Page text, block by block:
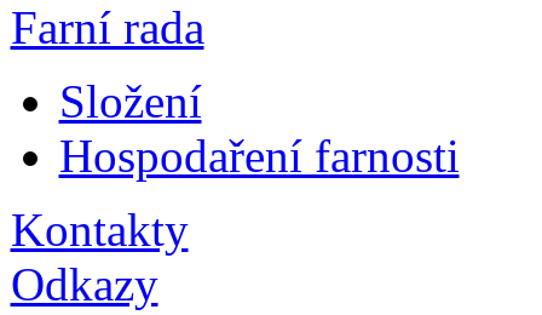
Farní rada
Složení
Hospodaření farnosti
Kontakty
Odkazy